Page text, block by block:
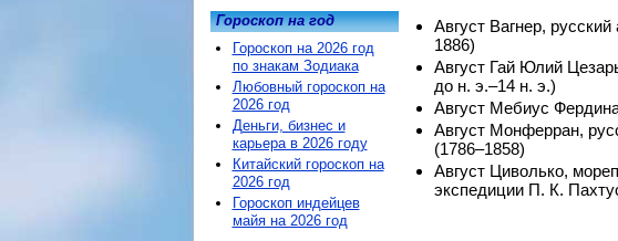
Август Вагнер,
1886)
Август Гай Юлий
до н. э.–14 н. э.)
Август Мебиус
Август Монферран,
(1786–1858)
Август Циволько,
экспедиции П. К.
Гороскоп на год
Гороскоп на 2026 год
по знакам Зодиака
Любовный гороскоп на
2026 год
Деньги, бизнес и
карьера в 2026 году
Китайский гороскоп на
2026 год
Гороскоп индейцев
майя на 2026 год